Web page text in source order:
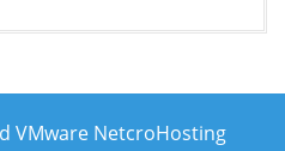
VMware NetcroHosting